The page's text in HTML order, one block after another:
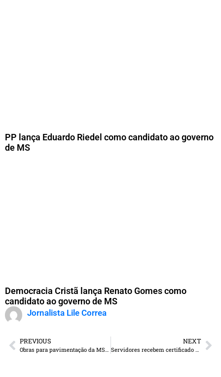
PP lança Eduardo Riedel como candidato ao governo
de MS
Democracia Cristã lança Renato Gomes como
candidato ao governo de MS
Jornalista Lile Correa
PREVIOUS
Obras para pavimentação da MS-380 já estão em execução
NEXT
Servidores recebem certificado de formatura do programa Mais Saúde com Agente